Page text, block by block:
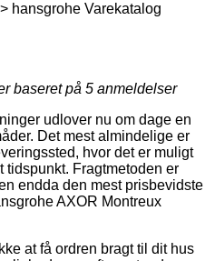
hansgrohe Varekatalog
baseret på 5 anmeldelser
udlover nu om dage en
Det mest almindelige er
hvor det er muligt
tidspunkt. Fragtmetoden er
endda den mest prisbevidste
AXOR Montreux
at få ordren bragt til dit hus